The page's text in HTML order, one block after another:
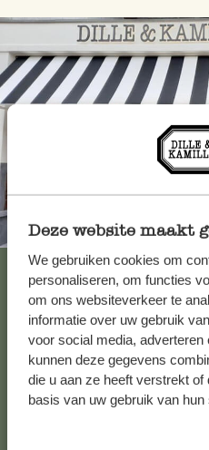
Deze website maakt
We gebruiken cookies om
personaliseren, om functies
om ons websiteverkeer te
informatie over uw gebruik
voor social media,
kunnen deze gegevens
die u aan ze heeft verstrekt
basis van uw gebruik van hun
Immer in der
Alle 62 Geschäfte
Falls Sie Fragen haben oder